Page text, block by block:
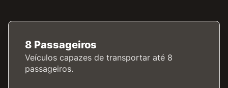
8 Passageiros
Veículos capazes de transportar até 8
passageiros.